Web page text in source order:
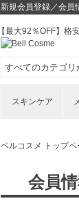
新規会員登録／会員
【最大92％OFF】格
スキンケア
ベルコスメ トップペ
会員